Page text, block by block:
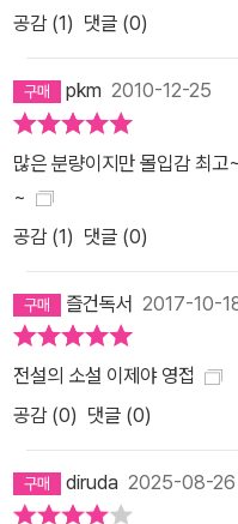
공감 (1) 댓글 (0)
pkm 2010-12-25
많은 분량이지만 몰입감 최
~
공감 (1) 댓글 (0)
즐건독서 2017-10-
전설의 소설 이제야 영접
공감 (0) 댓글 (0)
diruda 2025-08-26